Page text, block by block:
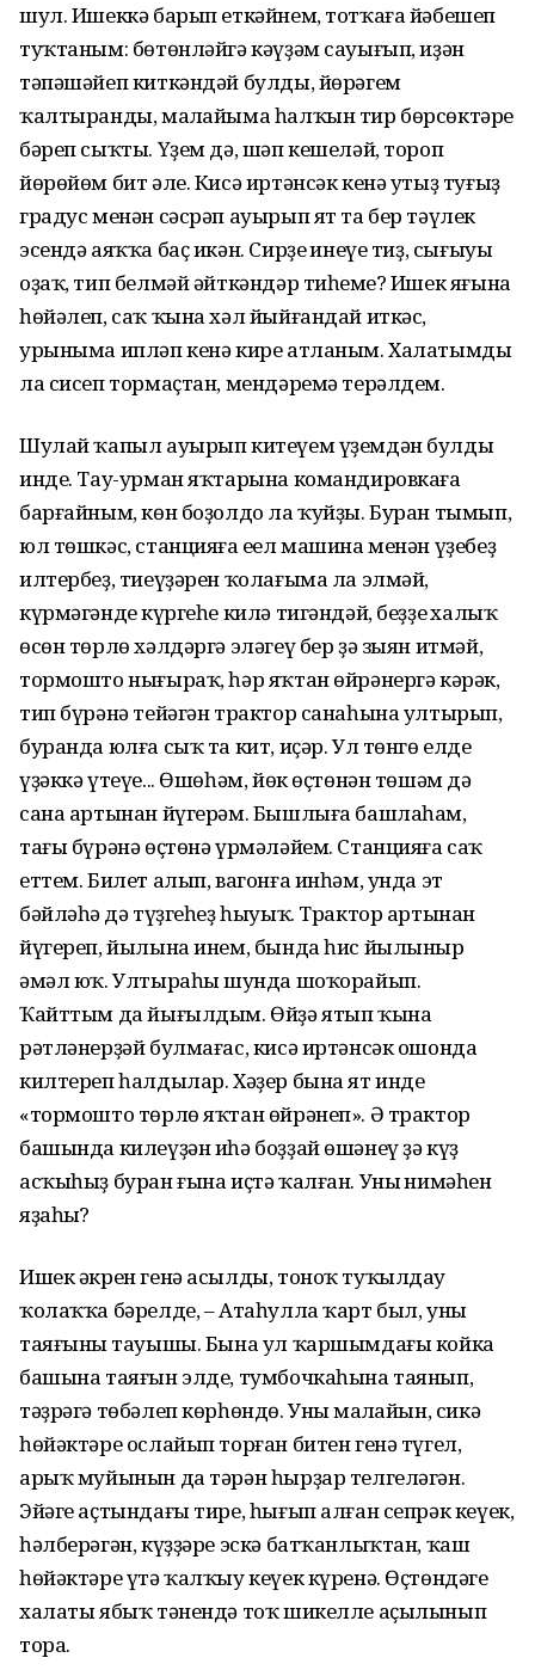
шул. Ишеккә барып еткәйнем, тотҡаға йәбешеп
туҡтаным: бөтөнләйгә кәүҙәм сауығып, иҙән
тәпәшәйеп киткәндәй булды, йөрәгем
ҡалтыранды, маңлайыма һалҡын тир бөрсөктәре
бәреп сыҡты. Үҙем дә, шәп кешеләй, тороп
йөрөйөм бит әле. Кисә иртәнсәк кенә утыҙ туғыҙ
градус менән сәсрәп ауырып ят та бер тәүлек
эсендә аяҡҡа баҫ икән. Сирҙең инеүе тиҙ, сығыуы
оҙаҡ, тип белмәй әйткәндәр тиһеңме? Ишек яғына
һөйәлеп, саҡ ҡына хәл йыйғандай иткәс,
урыныма ипләп кенә кире атланым. Халатымды
ла сисеп тормаҫтан, мендәремә терәлдем.
Шулай ҡапыл ауырып китеүем үҙемдән булды
инде. Тау-урман яҡтарына командировкаға
барғайным, көн боҙолдо ла ҡуйҙы. Буран тымып,
юл төшкәс, станцияға еңел машина менән үҙебеҙ
илтербеҙ, тиеүҙәрен ҡолағыма ла элмәй,
күрмәгәндең күргеһе килә тигәндәй, беҙҙең халыҡ
өсөн төрлө хәлдәргә эләгеү бер ҙә зыян итмәй,
тормошто нығыраҡ, һәр яҡтан өйрәнергә кәрәк,
тип бүрәнә тейәгән трактор санаһына ултырып,
буранда юлға сыҡ та кит, иҫәр. Ул төнгө елдең
үҙәккә үтеүе... Өшөһәм, йөк өҫтөнән төшәм дә
сана артынан йүгерәм. Бышлыға башлаһам,
тағы бүрәнә өҫтөнә үрмәләйем. Станцияға саҡ
еттем. Билет алып, вагонға инһәм, унда эт
бәйләһәң дә түҙгеһеҙ һыуыҡ. Трактор артынан
йүгереп, йылына инем, бында һис йылыныр
әмәл юҡ. Ултыраһың шунда шоҡорайып.
Ҡайттым да йығылдым. Өйҙә ятып ҡына
рәтләнерҙәй булмағас, кисә иртәнсәк ошонда
килтереп һалдылар. Хәҙер бына ят инде
«тормошто төрлө яҡтан өйрәнеп». Ә трактор
башында килеүҙән иһә боҙҙай өшәнеү ҙә күҙ
асҡыһыҙ буран ғына иҫтә ҡалған. Уның нимәһен
яҙаһың?
Ишек әкрен генә асылды, тоноҡ туҡылдау
ҡолаҡҡа бәрелде, – Атаһулла ҡарт был, уның
таяғының тауышы. Бына ул ҡаршымдағы койка
башына таяғын элде, тумбочкаһына таянып,
тәҙрәгә төбәлеп көрһөндө. Уның маңлайын, сикә
һөйәктәре ослайып торған битен генә түгел,
арыҡ муйынын да тәрән һырҙар телгеләгән.
Эйәге аҫтындағы тире, һығып алған сепрәк кеүек,
һәлберәгән, күҙҙәре эскә батҡанлыҡтан, ҡаш
һөйәктәре үтә ҡалҡыу кеүек күренә. Өҫтөндәге
халаты ябыҡ тәнендә тоҡ шикелле аҫылынып
тора.